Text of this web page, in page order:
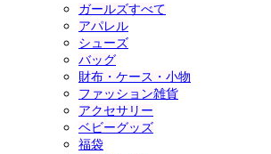
ガールズすべて
アパレル
シューズ
バッグ
財布・ケース・小物
ファッション雑貨
アクセサリー
ベビーグッズ
福袋